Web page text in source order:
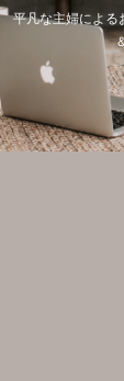
平凡な主婦による